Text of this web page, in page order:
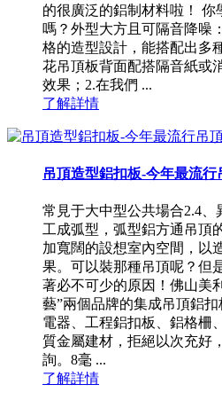
的很廣泛的鋁制材料啦！ 你
嗎？外型大方且可隔音降噪
格的造型設計，能搭配出多
花吊頂板背面配搭隔音紙或
效果；2.在我們 ...
了解詳情
吊頂造型鋁扣板-今年最流行
常見于大中型公共場合2.4
工成弧型，弧型鋁方通吊頂
加寬闊的設想室內空間，以
果。可以裝那種吊頂呢？但
著必不可少的原因！佛山美
藝”兩個品牌的集成吊頂鋁
電器、工程鋁扣板、鋁格柵
質金屬建材，拒絕以次充好
詢。8毫 ...
了解詳情